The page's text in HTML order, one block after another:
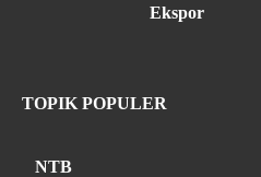
Ekspor
TOPIK POPULER
NTB